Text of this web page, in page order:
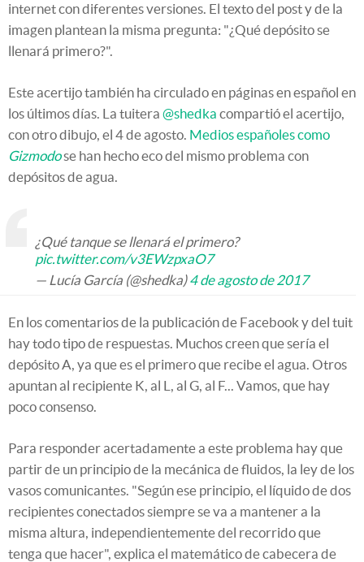
internet con diferentes versiones. El texto del post y de la
imagen plantean la misma pregunta: "¿Qué depósito se
llenará primero?".
Este acertijo también ha circulado en páginas en español en
los últimos días. La tuitera @shedka compartió el acertijo,
con otro dibujo, el 4 de agosto. Medios españoles como
Gizmodose han hecho eco del mismo problema con
depósitos de agua.
¿Qué tanque se llenará el primero?
pic.twitter.com/v3EWzpxaO7
— Lucía García (@shedka)4 de agosto de 2017
En los comentarios de la publicación de Facebook y del tuit
hay todo tipo de respuestas. Muchos creen que sería el
depósito A, ya que es el primero que recibe el agua. Otros
apuntan al recipiente K, al L, al G, al F... Vamos, que hay
poco consenso.
Para responder acertadamente a este problema hay que
partir de un principio de la mecánica de fluidos, la ley de los
vasos comunicantes. "Según ese principio, el líquido de dos
recipientes conectados siempre se va a mantener a la
misma altura, independientemente del recorrido que
tenga que hacer", explica el matemático de cabecera de